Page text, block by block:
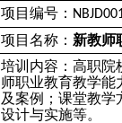
项目编号：
项目名称： 新教师
培训内容：高职院
师职业教育教学能
及案例；课堂教
设计与实施等。